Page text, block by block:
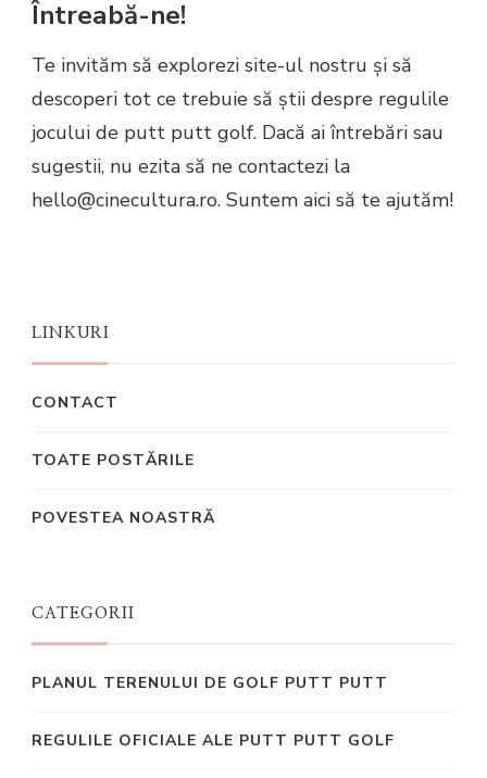
Întreabă-ne!
Te invităm să explorezi site-ul nostru și să
descoperi tot ce trebuie să știi despre regulile
jocului de putt putt golf. Dacă ai întrebări sau
sugestii, nu ezita să ne contactezi la
hello@cinecultura.ro. Suntem aici să te ajutăm!
LINKURI
CONTACT
TOATE POSTĂRILE
POVESTEA NOASTRĂ
CATEGORII
PLANUL TERENULUI DE GOLF PUTT PUTT
REGULILE OFICIALE ALE PUTT PUTT GOLF